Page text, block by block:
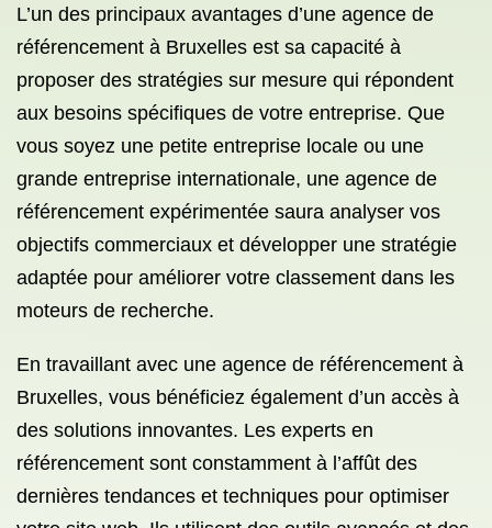
L’un des principaux avantages d’une agence de
référencement à Bruxelles est sa capacité à
proposer des stratégies sur mesure qui répondent
aux besoins spécifiques de votre entreprise. Que
vous soyez une petite entreprise locale ou une
grande entreprise internationale, une agence de
référencement expérimentée saura analyser vos
objectifs commerciaux et développer une stratégie
adaptée pour améliorer votre classement dans les
moteurs de recherche.
En travaillant avec une agence de référencement à
Bruxelles, vous bénéficiez également d’un accès à
des solutions innovantes. Les experts en
référencement sont constamment à l’affût des
dernières tendances et techniques pour optimiser